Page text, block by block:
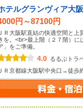
テルグランヴィア大阪
円～87100円
ＪＲ大阪駅直結の快適空間と
を。<br>最上階（２７階）
」をご準備。
4.0 るるぶトラ
ＪＲ京都線大阪駅中央口→徒歩